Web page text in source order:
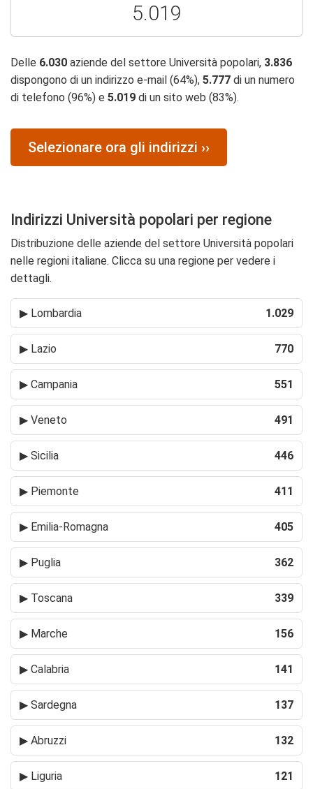
5.019
Delle 6.030 aziende del settore Università popolari, 3.836
dispongono di un indirizzo e-mail (64%), 5.777 di un numero
di telefono (96%) e 5.019 di un sito web (83%).
Selezionare ora gli indirizzi ››
Indirizzi Università popolari per regione
Distribuzione delle aziende del settore Università popolari
nelle regioni italiane. Clicca su una regione per vedere i
dettagli.
▶ Lombardia 1.029
▶ Lazio 770
▶ Campania 551
▶ Veneto 491
▶ Sicilia 446
▶ Piemonte 411
▶ Emilia-Romagna 405
▶ Puglia 362
▶ Toscana 339
▶ Marche 156
▶ Calabria 141
▶ Sardegna 137
▶ Abruzzi 132
▶ Liguria 121